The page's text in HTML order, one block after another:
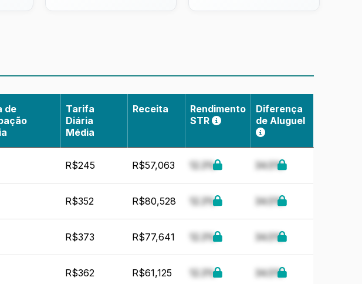
de
Tarifa
Diária
Média
Receita
Rendimento
STR
Diferença
de Aluguel
R$245 R$57,063 12.3% 34.5%
R$352 R$80,528 12.3% 34.5%
R$373 R$77,641 12.3% 34.5%
R$362 R$61,125 12.3% 34.5%